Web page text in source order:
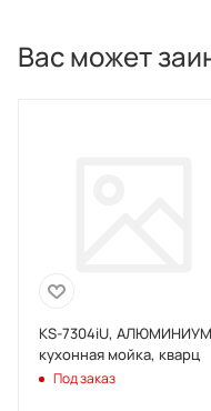
Вас может
KS-7304iU,
кухонная мойка, кварц
Под заказ